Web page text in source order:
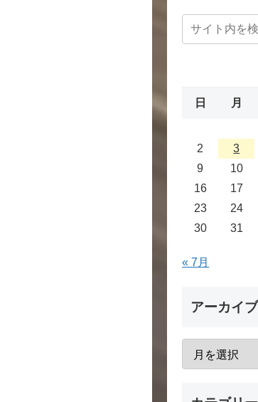
日 月
2
3
9
10
16
17
23
24
30
31
« 7月
アーカイブ